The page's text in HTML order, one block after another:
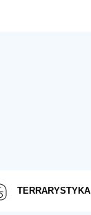
TERRARYSTYKA